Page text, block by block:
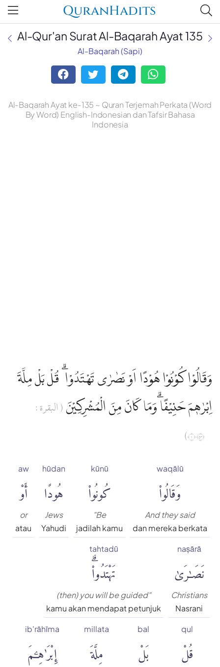
QuranHadits
Al-Qur'an Surat Al-Baqarah Ayat 135
Al-Baqarah (Sapi)
Al-Baqarah Ayat ke-135 ~ Quran Terjemah Perkata (Word
By Word) English-Indonesian dan Tafsir Bahasa
Indonesia
وَقَالُوْا كُوْنُوْا هُوْدًا اَوْ نَصٰرٰى تَهْتَدُوْا ۗ قُلْ بَلْ مِلَّةَ
اِبْرٰهٖمَ حَنِيْفًا ۗوَمَا كَانَ مِنَ الْمُشْرِكِيْنَ ( البقرة :
١٣٥)
waqālū
وَقَالُوا۟
And they said
dan mereka berkata
kūnū
كُونُوا۟
"Be
jadilah kamu
hūdan
هُودًا
Jews
Yahudi
aw
أَوْ
or
atau
naṣārā
نَصَٰرَىٰ
Christians
Nasrani
tahtadū
تَهْتَدُوا۟ۗ
(then) you will be guided"
kamu akan mendapat petunjuk
qul
قُلْ
bal
بَلْ
millata
مِلَّةَ
ib'rāhīma
إِبْرَٰهِۦمَ